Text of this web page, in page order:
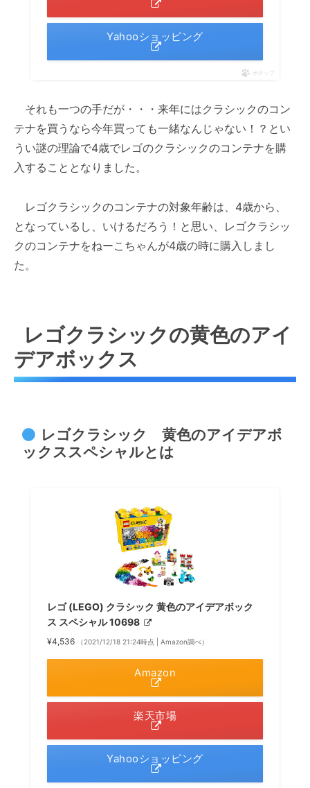
Yahooショッピング
ポチップ
それも一つの手だが・・・来年にはクラシックのコン
テナを買うなら今年買っても一緒なんじゃない！？とい
うい謎の理論で4歳でレゴのクラシックのコンテナを購
入することとなりました。
レゴクラシックのコンテナの対象年齢は、4歳から、
となっているし、いけるだろう！と思い、レゴクラシッ
クのコンテナをねーこちゃんが4歳の時に購入しまし
た。
レゴクラシックの黄色のアイ
デアボックス
レゴクラシック 黄色のアイデアボ
ックススペシャルとは
レゴ (LEGO) クラシック 黄色のアイデアボック
ス スペシャル 10698
¥4,536 （2021/12/18 21:24時点 | Amazon調べ）
Amazon
楽天市場
Yahooショッピング